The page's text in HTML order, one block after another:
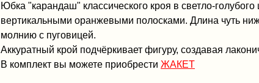
Юбка "карандаш" классического кроя в светло-голубого
вертикальными оранжевыми полосками. Длина чуть
молнию с пуговицей.
Аккуратный крой подчёркивает фигуру, создавая
В комплект вы можете приобрести ЖАКЕТ